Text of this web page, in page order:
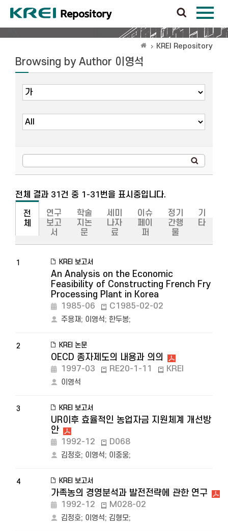
KREI Repository
Browsing by Author 이영석
전체 결과 31건 중 1-31번을 표시중입니다.
전
체
연구
보고
서
학술
지논
문
세미
나자
료
이슈
페이
퍼
정기
간행
물
기
타
1 KREI 보고서
An Analysis on the Economic
Feasibility of Constructing French Fry
Processing Plant in Korea
1985-06 C1985-02-02
주용재; 이영석; 한두봉;
2 KREI 논문
OECD 종자제도의 내용과 의의
1997-03 RE20-1-11 KREI
이영석
3 KREI 보고서
UR이후 효율적인 농업자금 지원체계 개선방
안
1992-12 D068
김정호; 이영석; 이중웅;
4 KREI 보고서
가족농의 경영분석과 발전전략에 관한 연구
1992-12 M028-02
김정호; 이영석; 김형모;